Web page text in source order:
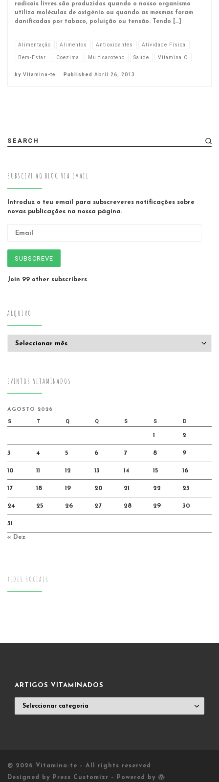
radicais livres são produzidos quando o nosso organismo
utiliza moléculas de oxigénio ou quando as mesmas foram
danificadas por tabaco, poluição ou tensão. Tendo […]
Alimentação Alimentos Antioxidantes
Atividade Física
Bem-Estar.
Coezima Multicaroteno Saúde Vitamina C
by Vitamina-te Published Abril 26, 2013
SEARCH
SUBSCEVE AO BLOG VIA EMAIL
Introduz o teu email para subscreveres notificações sobre
novas publicações na nossa página.
SUBSCREVE
Join 99 other subscribers
ARQUIVO
EVENTOS VITAMINADOS
AGOSTO 2026
S T Q Q S S D
1 2
3 4 5 6 7 8 9
10 11 12 13 14 15 16
17 18 19 20 21 22 23
24 25 26 27 28 29 30
31
« Dez
REDES SOCIAIS
ARTIGOS VITAMINADOS
VITAMINADOS
© 2026 Vitamina-te – All rights reserved
Designed by
Press Customizr – Powered by